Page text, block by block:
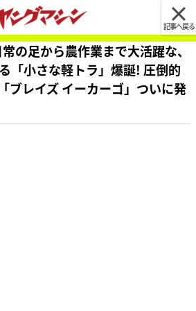
記事へ戻る
の足から農作業まで大活躍な、
「小さな軽トラ」爆誕! 圧倒的
ブレイズ イーカーゴ」ついに発